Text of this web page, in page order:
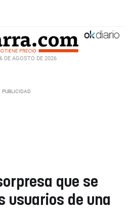
DE AGOSTO DE 2026
que se
usuarios de una